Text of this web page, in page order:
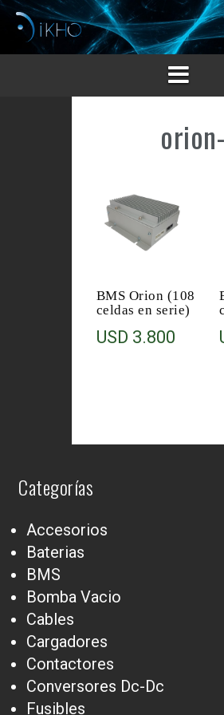
Saltar
contenido
BMS Orion (108
celdas en serie)
USD 3.800
Categorías
Accesorios
Baterias
BMS
Bomba Vacio
Cables
Cargadores
Contactores
Conversores Dc-Dc
Fusibles